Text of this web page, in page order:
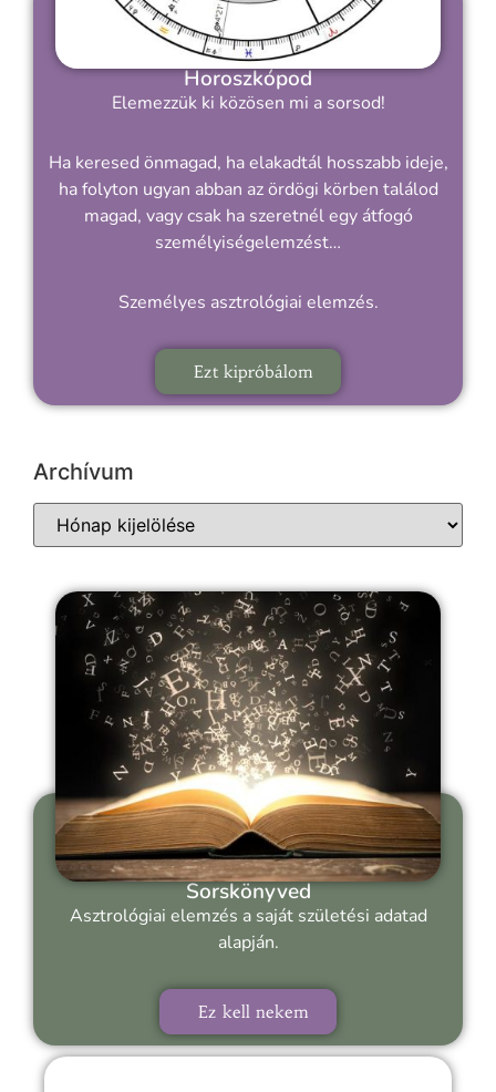
Horoszkópod
Elemezzük ki közösen mi a sorsod!
Ha keresed önmagad, ha elakadtál hosszabb ideje,
ha folyton ugyan abban az ördögi körben találod
magad, vagy csak ha szeretnél egy átfogó
személyiségelemzést…
Személyes asztrológiai elemzés.
Ezt kipróbálom
Archívum
Sorskönyved
Asztrológiai elemzés a saját születési adatad
alapján.
Ez kell nekem